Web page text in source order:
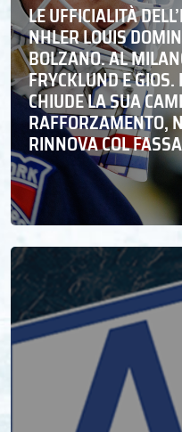
LE UFFICIALITÀ
NHLER LOUIS
BOLZANO. AL
FRYCKLUND E
CHIUDE LA SUA
RAFFORZAMENTO,
RINNOVA COL FASSA